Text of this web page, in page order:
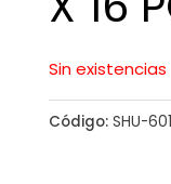
Sin existencias
Código: SHU-